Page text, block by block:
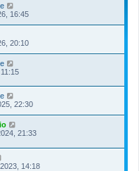
16:45
20:10
22:30
21:33
14:18